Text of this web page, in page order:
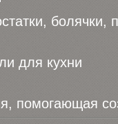
болячки,
для кухни
помогающая